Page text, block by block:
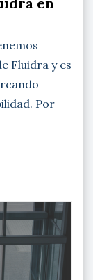
Fluidra y es
Por